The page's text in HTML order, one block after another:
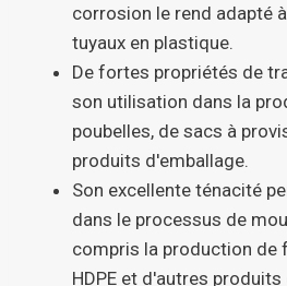
corrosion le rend adapté
tuyaux en plastique.
De fortes propriétés de
son utilisation dans la
poubelles, de sacs à
produits d'emballage.
Son excellente ténacité
dans le processus de
compris la production de
HDPE et d'autres